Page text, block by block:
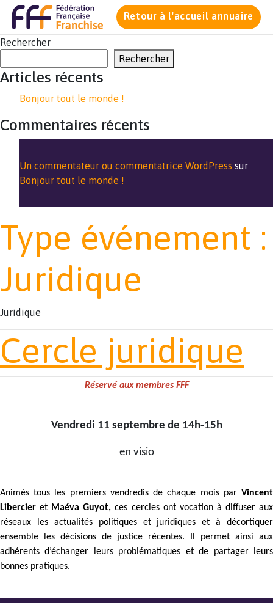
Retour à l'accueil annuaire
Rechercher
Rechercher
Articles récents
Bonjour tout le monde !
Commentaires récents
Un commentateur ou commentatrice WordPress sur
Bonjour tout le monde !
Type événement :
Juridique
Juridique
Cercle juridique
Réservé aux membres FFF
Vendredi 11 septembre de 14h-15h
en visio
Animés tous les premiers vendredis de chaque mois par Vincent
Libercier et Maéva Guyot, ces cercles ont vocation à diffuser aux
réseaux les actualités politiques et juridiques et à décortiquer
ensemble les décisions de justice récentes. Il permet ainsi aux
adhérents d’échanger leurs problématiques et de partager leurs
bonnes pratiques.